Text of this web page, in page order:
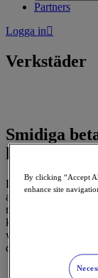
Partners
Logga in
Verkstäder
Smidiga
kommer
Dina kunder
att deras fordon är i
rutinkontroll, större
kommer de att få
vägarna igen ser vi
deras motor.
By clicking “Accept
enhance site